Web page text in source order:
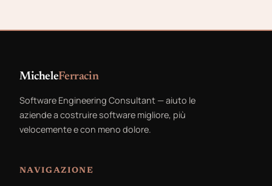
MicheleFerracin
Software Engineering Consultant — aiuto le
aziende a costruire software migliore, più
velocemente e con meno dolore.
NAVIGAZIONE